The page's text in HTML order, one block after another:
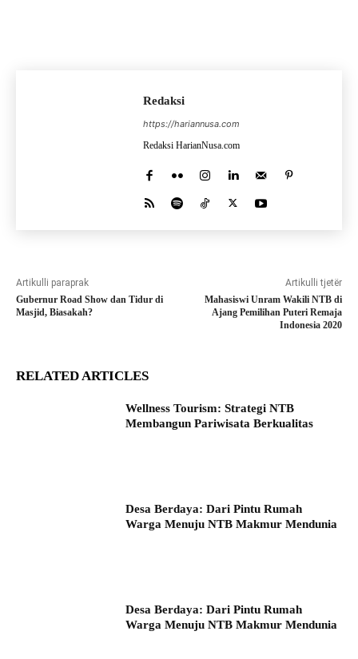
Redaksi
https://hariannusa.com
Redaksi HarianNusa.com
Artikulli paraprak
Gubernur Road Show dan Tidur di
Masjid, Biasakah?
Artikulli tjetër
Mahasiswi Unram Wakili NTB di
Ajang Pemilihan Puteri Remaja
Indonesia 2020
RELATED ARTICLES
Wellness Tourism: Strategi NTB
Membangun Pariwisata Berkualitas
Desa Berdaya: Dari Pintu Rumah
Warga Menuju NTB Makmur Mendunia
Desa Berdaya: Dari Pintu Rumah
Warga Menuju NTB Makmur Mendunia